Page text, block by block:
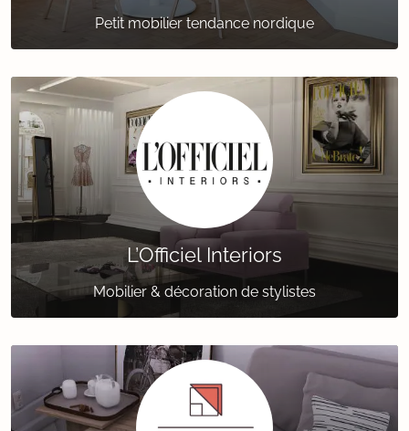
Petit mobilier tendance nordique
L’Officiel Interiors
Mobilier & décoration de stylistes